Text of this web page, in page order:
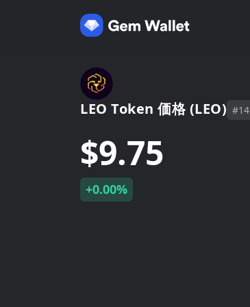
LEO Token 価格 (LEO) #14
$9.75
+0.00%